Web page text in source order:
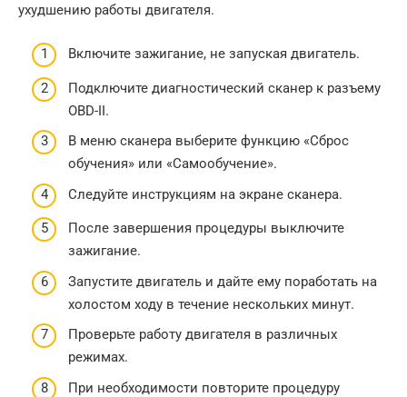
ухудшению работы двигателя.
Включите зажигание, не запуская двигатель.
Подключите диагностический сканер к разъему
OBD-II.
В меню сканера выберите функцию «Сброс
обучения» или «Самообучение».
Следуйте инструкциям на экране сканера.
После завершения процедуры выключите
зажигание.
Запустите двигатель и дайте ему поработать на
холостом ходу в течение нескольких минут.
Проверьте работу двигателя в различных
режимах.
При необходимости повторите процедуру